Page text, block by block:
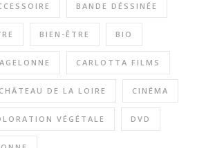
BANDE DÉSSINÉE
BIEN-ÊTRE BIO
CARLOTTA FILMS
CHÂTEAU DE LA LOIRE CINÉMA
VÉGÉTALE DVD